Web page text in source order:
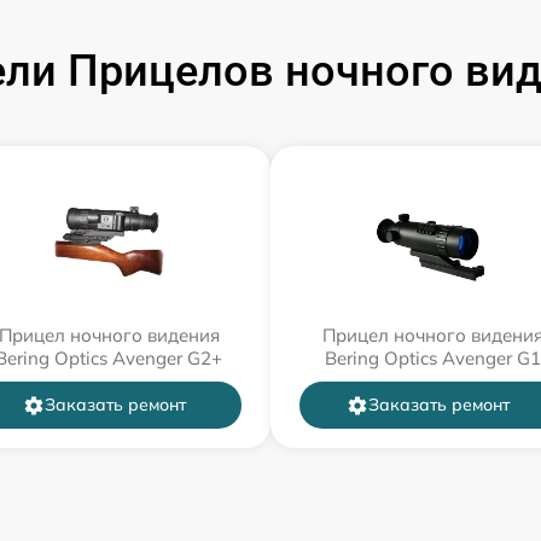
Прицелов ночного
ночного видения
Optics Avenger G2+
Заказать ремонт
Прицел ночного
Bering Optics Avenger G1
Заказать ремонт